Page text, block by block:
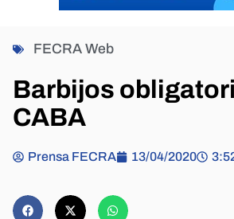
FECRA Web
Barbijos
CABA
Prensa FECRA 13/04/2020